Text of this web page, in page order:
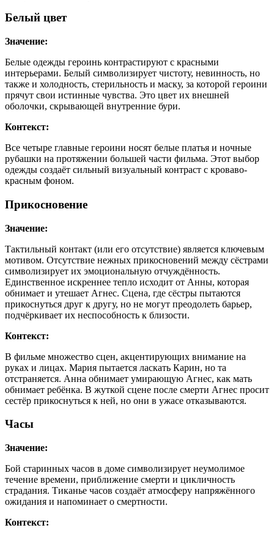
Белый цвет
Значение:
Белые одежды героинь контрастируют с красными
интерьерами. Белый символизирует чистоту, невинность, но
также и холодность, стерильность и маску, за которой героини
прячут свои истинные чувства. Это цвет их внешней
оболочки, скрывающей внутренние бури.
Контекст:
Все четыре главные героини носят белые платья и ночные
рубашки на протяжении большей части фильма. Этот выбор
одежды создаёт сильный визуальный контраст с кроваво-
красным фоном.
Прикосновение
Значение:
Тактильный контакт (или его отсутствие) является ключевым
мотивом. Отсутствие нежных прикосновений между сёстрами
символизирует их эмоциональную отчуждённость.
Единственное искреннее тепло исходит от Анны, которая
обнимает и утешает Агнес. Сцена, где сёстры пытаются
прикоснуться друг к другу, но не могут преодолеть барьер,
подчёркивает их неспособность к близости.
Контекст:
В фильме множество сцен, акцентирующих внимание на
руках и лицах. Мария пытается ласкать Карин, но та
отстраняется. Анна обнимает умирающую Агнес, как мать
обнимает ребёнка. В жуткой сцене после смерти Агнес просит
сестёр прикоснуться к ней, но они в ужасе отказываются.
Часы
Значение:
Бой старинных часов в доме символизирует неумолимое
течение времени, приближение смерти и цикличность
страдания. Тиканье часов создаёт атмосферу напряжённого
ожидания и напоминает о смертности.
Контекст: